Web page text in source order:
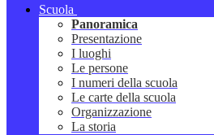
Scuola
Panoramica
Presentazione
I luoghi
Le persone
I numeri della scuola
Le carte della scuola
Organizzazione
La storia